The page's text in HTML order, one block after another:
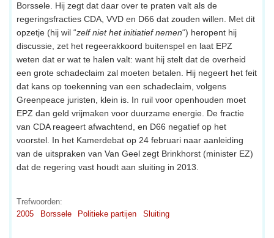
Borssele. Hij zegt dat daar over te praten valt als de
regeringsfracties CDA, VVD en D66 dat zouden willen. Met dit
opzetje (hij wil “zelf niet het initiatief nemen“) heropent hij
discussie, zet het regeerakkoord buitenspel en laat EPZ
weten dat er wat te halen valt: want hij stelt dat de overheid
een grote schadeclaim zal moeten betalen. Hij negeert het feit
dat kans op toekenning van een schadeclaim, volgens
Greenpeace juristen, klein is. In ruil voor openhouden moet
EPZ dan geld vrijmaken voor duurzame energie. De fractie
van CDA reageert afwachtend, en D66 negatief op het
voorstel. In het Kamerdebat op 24 februari naar aanleiding
van de uitspraken van Van Geel zegt Brinkhorst (minister EZ)
dat de regering vast houdt aan sluiting in 2013.
Trefwoorden:
2005
Borssele Politieke partijen Sluiting